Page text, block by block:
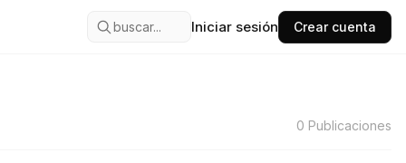
buscar... Iniciar sesión Crear cuenta
0 Publicaciones